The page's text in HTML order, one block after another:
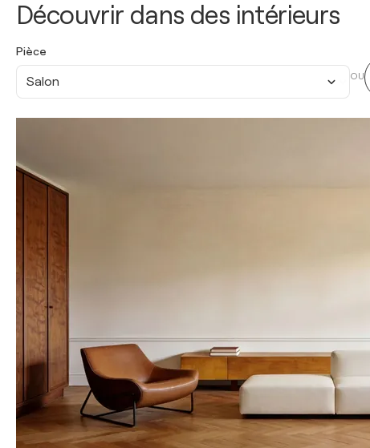
Découvrir dans des intérieurs
Pièce
Salon OU